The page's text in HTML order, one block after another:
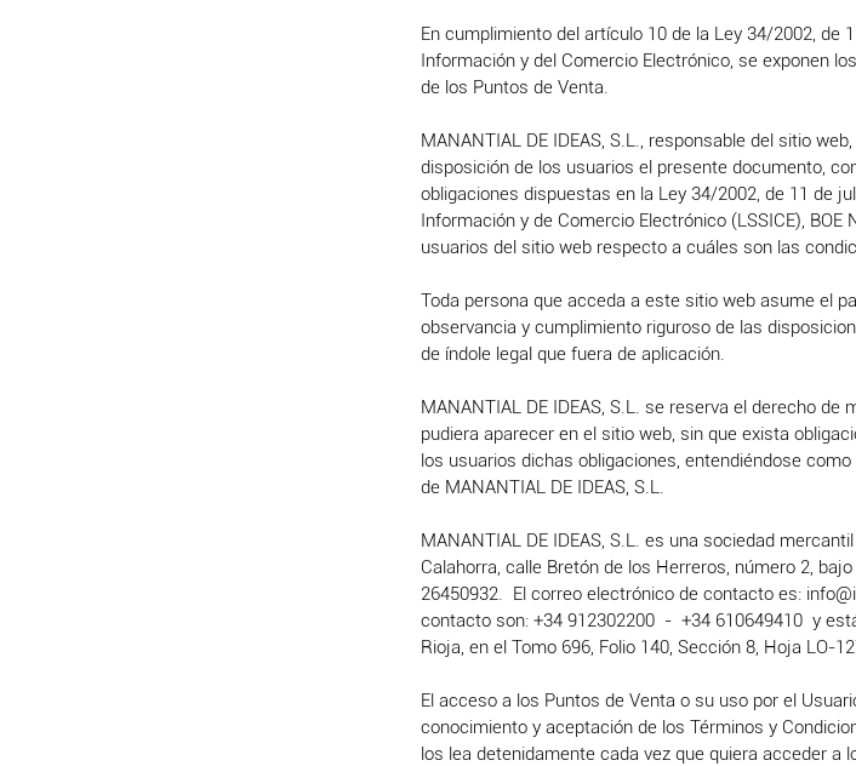
En cumplimiento del artículo 10 de la Ley 34/2002, de
Información y del Comercio Electrónico, se exponen
de los Puntos de Venta.
MANANTIAL DE IDEAS, S.L., responsable del sitio
disposición de los usuarios el presente documento,
obligaciones dispuestas en la Ley 34/2002, de 11 de
Información y de Comercio Electrónico (LSSICE),
usuarios del sitio web respecto a cuáles son las
Toda persona que acceda a este sitio web asume el
observancia y cumplimiento riguroso de las
de índole legal que fuera de aplicación.
MANANTIAL DE IDEAS, S.L. se reserva el derecho
pudiera aparecer en el sitio web, sin que exista
los usuarios dichas obligaciones, entendiéndose
de MANANTIAL DE IDEAS, S.L.
MANANTIAL DE IDEAS, S.L. es una sociedad
Calahorra, calle Bretón de los Herreros, número 2,
26450932. El correo electrónico de contacto es:
contacto son: +34 912302200 - +34 610649410 y
Rioja, en el Tomo 696, Folio 140, Sección 8, Hoja LO-
El acceso a los Puntos de Venta o su uso por el
conocimiento y aceptación de los Términos y
los lea detenidamente cada vez que quiera acceder a